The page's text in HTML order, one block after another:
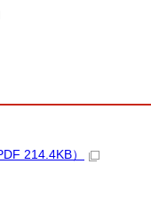
214.4KB）